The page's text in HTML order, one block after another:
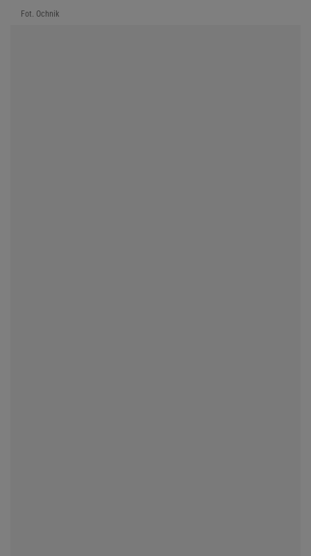
Fot. Ochnik